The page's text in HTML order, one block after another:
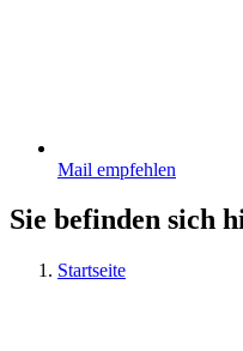
Mail empfehlen
Sie befinden sich
Startseite